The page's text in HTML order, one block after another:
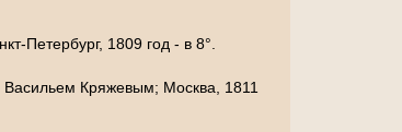
Петербург, 1809 год - в 8°.
Васильем Кряжевым; Москва, 1811